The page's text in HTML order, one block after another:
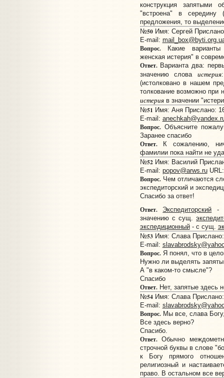
конструкция запятыми
"встроена" в
предложения, то
№50Имя: Сергей
E-mail:
Вопрос.Какие варианты
женская истерия" в
Ответ.Варианта два:
значению словаистерия
(истолковано в нашем
толкование возможно при
истерияв значении
№51 Имя: Аня Прислано:
E-mail:
Вопрос.Объясните
Заранее спасибо
Ответ.К сожалению,
фамилии пока найти не
№52Имя: Василий
E-mail: popov@arws.ru
Вопрос.Чем отличаются
экспедиторский и
Спасибо за ответ!
Ответ. Экспедиторский -
значению с сущ.
экспедиционный- с сущ.
№53Имя: Слава Прислано:
E-mail:
Вопрос.Я понял, что в
Нужно ли выделять
А "в каком-то смысле"?
Спасибо
Ответ.Нет, запятые здесь
№54Имя: Слава Прислано:
E-mail:
Вопрос.Мы все, слава
Все здесь верно?
Спасибо.
Ответ.Обычно
строчной буквы в слове
к Богу прямого
религиозный и
право. В остальном все